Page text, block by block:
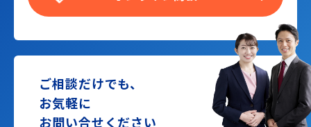
ご相談だけでも、
お気軽に
お問い合せください